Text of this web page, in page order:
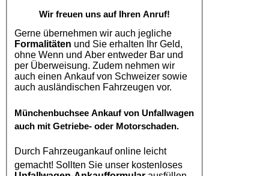
Wir freuen uns auf Ihren Anruf!
Gerne übernehmen wir auch jegliche
Formalitäten und Sie erhalten Ihr Geld,
ohne Wenn und Aber entweder Bar und
per Überweisung. Zudem nehmen wir
auch einen Ankauf von Schweizer sowie
auch ausländischen Fahrzeugen vor.
Münchenbuchsee Ankauf von Unfallwagen
auch mit Getriebe- oder Motorschaden.
Durch Fahrzeugankauf online leicht
gemacht! Sollten Sie unser kostenloses